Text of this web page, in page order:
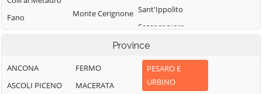
Fano
Fermignano
Fratte Rosa
Frontino
Monte Cerignone
Monte Grimano
Sant'Ippolito
Sassocorvaro
Serra
Sant'Abbondio
Tavoleto
Province
ANCONA
ASCOLI PICENO
FERMO
MACERATA
PESARO E
URBINO